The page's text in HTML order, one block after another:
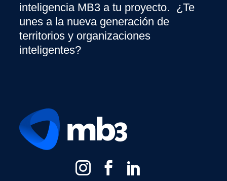
inteligencia MB3 a tu proyecto. ¿Te
unes a la nueva generación de
territorios y organizaciones
inteligentes?